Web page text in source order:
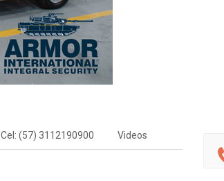
Cel: (57) 3112190900 Videos